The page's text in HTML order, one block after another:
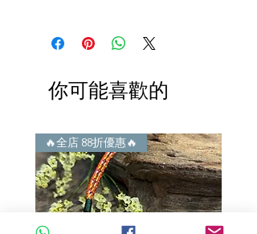
i) 成色足。冇鍍金！冇包金！冇假金！
3) 顧客所花費一分一毫全部都是珠寶本
i) 無佣金！無租金！無買手費！真真正
正行內批發價。
謝絕紙上談兵。
你可能喜歡的
🔥全店 88折優惠🔥